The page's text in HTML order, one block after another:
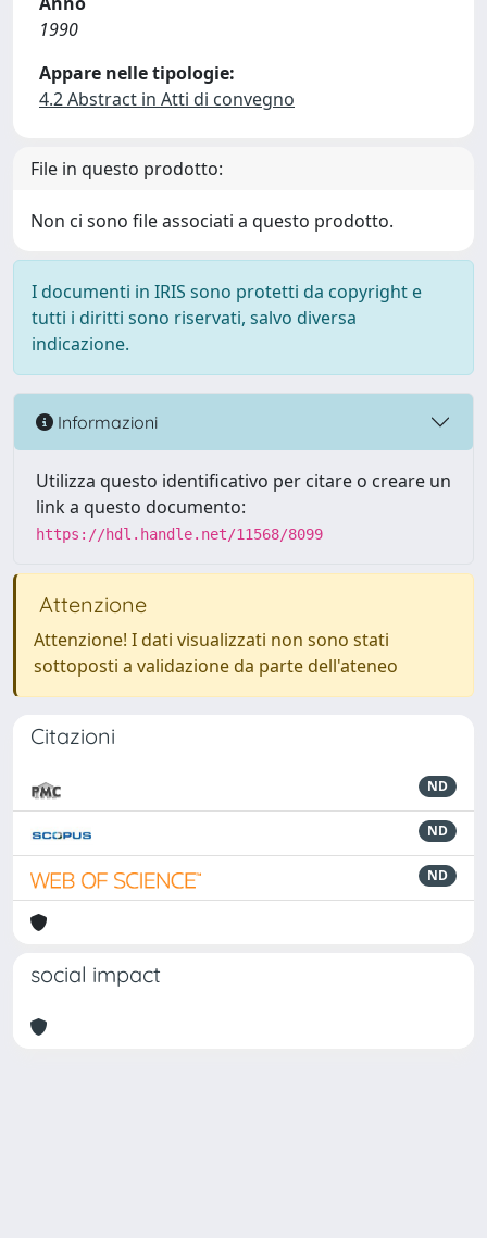
1990
Appare nelle tipologie:
4.2 Abstract in Atti di convegno
File in questo prodotto:
Non ci sono file associati a questo prodotto.
I documenti in IRIS sono protetti da copyright e
tutti i diritti sono riservati, salvo diversa
indicazione.
Informazioni
Utilizza questo identificativo per citare o creare un
link a questo documento:
https://hdl.handle.net/11568/8099
Attenzione
Attenzione! I dati visualizzati non sono stati
sottoposti a validazione da parte dell'ateneo
Citazioni
ND
ND
ND
social impact